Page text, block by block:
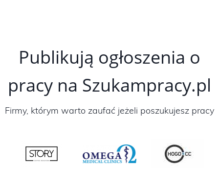
Publikują ogłoszenia o
pracy na Szukampracy.pl
Firmy, którym warto zaufać jeżeli poszukujesz pracy